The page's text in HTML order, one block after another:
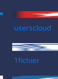
userscloud
1fichier